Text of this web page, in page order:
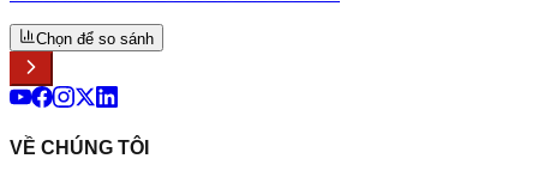
Chọn để so sánh
VỀ CHÚNG TÔI